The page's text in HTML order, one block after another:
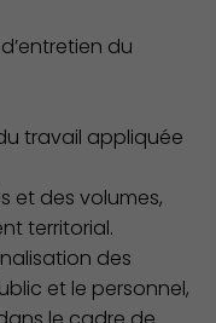
du
travail appliquée
et des volumes,
territorial.
des
et le personnel,